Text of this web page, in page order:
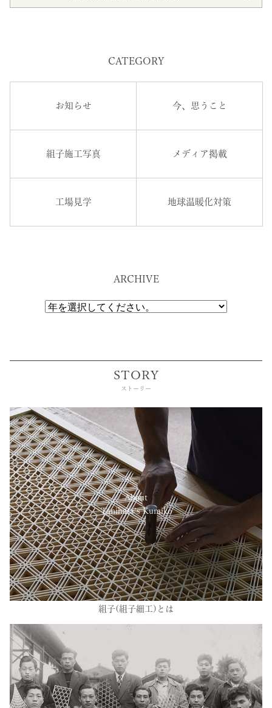
CATEGORY
お知らせ 今、思うこと
組子施工写真 メディア掲載
工場見学 地球温暖化対策
ARCHIVE
STORY
ストーリー
About
Tanihata’s Kumiko
組子(組子細工)とは